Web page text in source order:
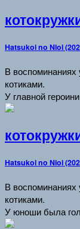
Hatsukoi no Nioi
В
котиками.
У главной
Hatsukoi no Nioi
В
котиками.
У юноши была